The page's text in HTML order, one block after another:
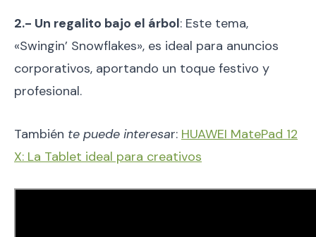
2.- Un regalito bajo el árbol: Este tema,
«Swingin’ Snowflakes», es ideal para anuncios
corporativos, aportando un toque festivo y
profesional.
También te puede interesar: HUAWEI MatePad 12
X: La Tablet ideal para creativos